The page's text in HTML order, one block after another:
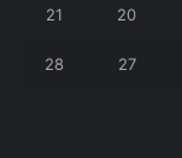
20
21
27
28